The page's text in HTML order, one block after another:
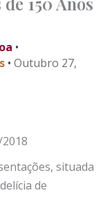
•
• Outubro 27,
situada
de